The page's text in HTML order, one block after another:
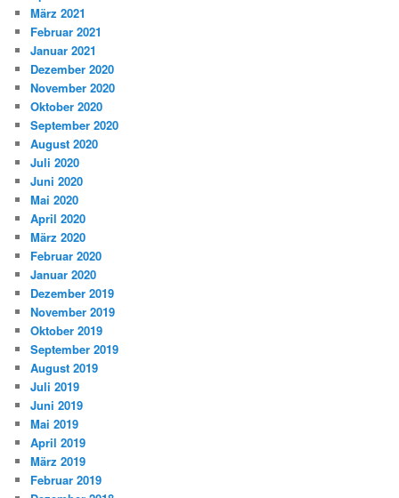
März 2021
Februar 2021
Januar 2021
Dezember 2020
November 2020
Oktober 2020
September 2020
August 2020
Juli 2020
Juni 2020
Mai 2020
April 2020
März 2020
Februar 2020
Januar 2020
Dezember 2019
November 2019
Oktober 2019
September 2019
August 2019
Juli 2019
Juni 2019
Mai 2019
April 2019
März 2019
Februar 2019